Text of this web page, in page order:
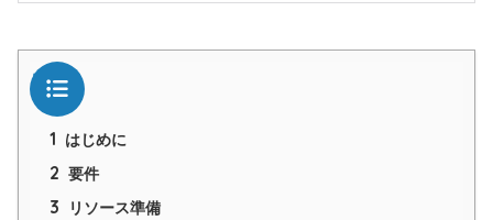
目次
1 はじめに
2 要件
3 リソース準備